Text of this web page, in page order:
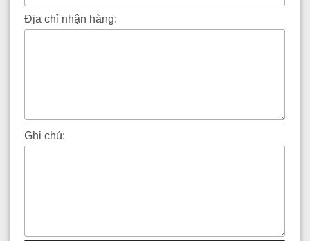
Địa chỉ nhận hàng:
Ghi chú: